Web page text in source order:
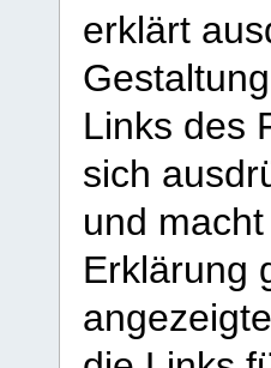
erklärt
Links des
sich
und
Erklärung